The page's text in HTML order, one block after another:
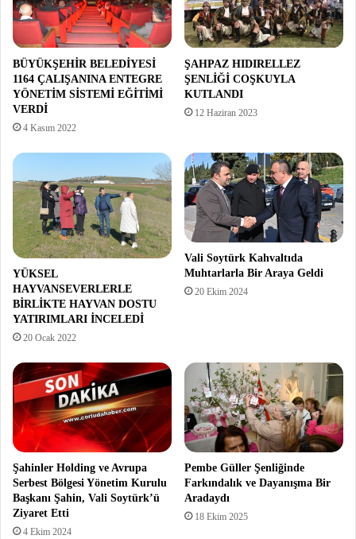
BÜYÜKŞEHİR BELEDİYESİ
1164 ÇALIŞANINA ENTEGRE
YÖNETİM SİSTEMİ EĞİTİMİ
VERDİ
4 Kasım 2022
ŞAHPAZ HIDIRELLEZ
ŞENLİĞİ COŞKUYLA
KUTLANDI
12 Haziran 2023
YÜKSEL
HAYVANSEVERLERLE
BİRLİKTE HAYVAN DOSTU
YATIRIMLARI İNCELEDİ
20 Ocak 2022
Vali Soytürk Kahvaltıda
Muhtarlarla Bir Araya Geldi
20 Ekim 2024
Şahinler Holding ve Avrupa
Serbest Bölgesi Yönetim Kurulu
Başkanı Şahin, Vali Soytürk’ü
Ziyaret Etti
4 Ekim 2024
Pembe Güller Şenliğinde
Farkındalık ve Dayanışma Bir
Aradaydı
18 Ekim 2025